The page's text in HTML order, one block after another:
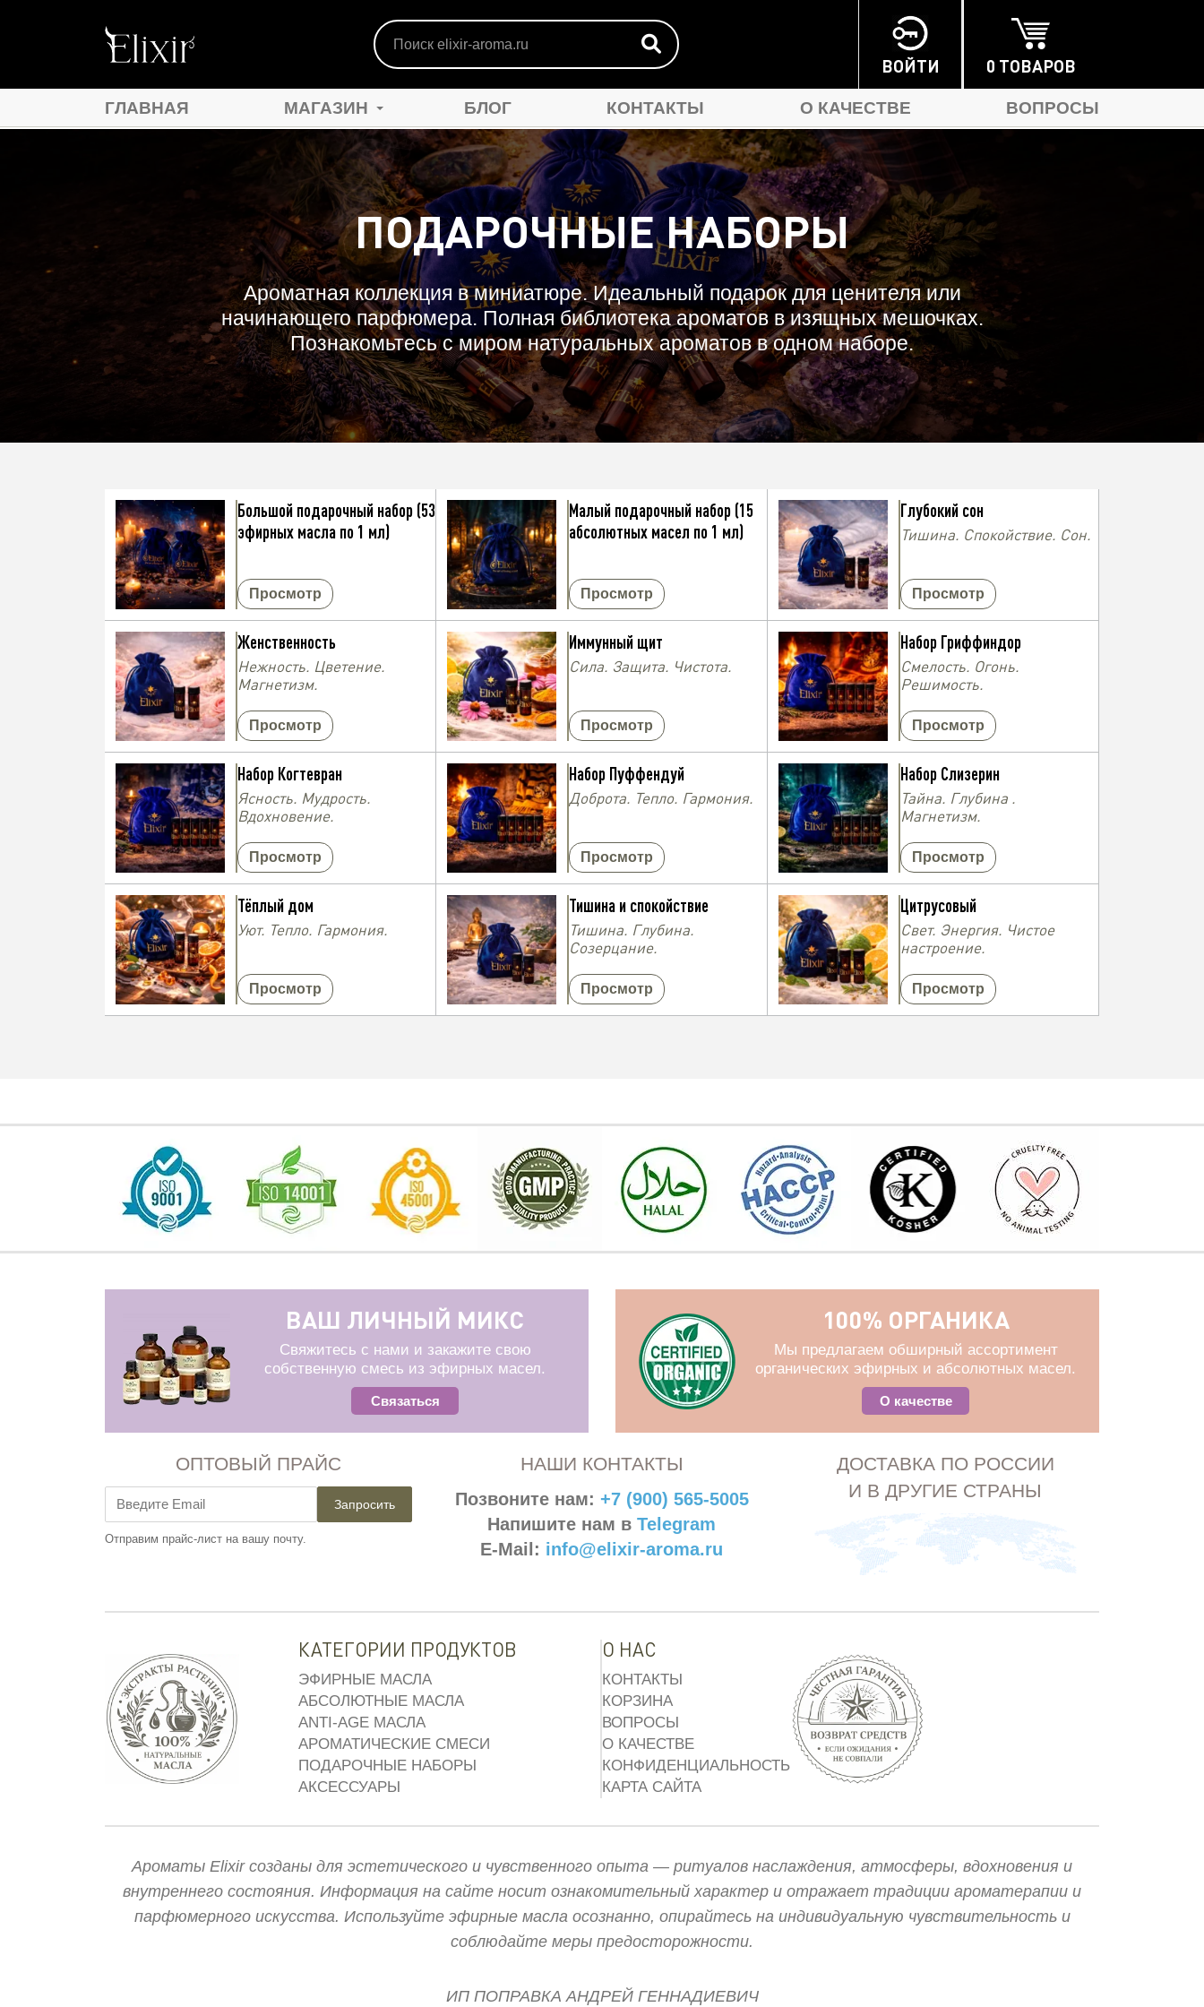
ВОЙТИ 0 ТОВАРОВ
ГЛАВНАЯ МАГАЗИН
АБСОЛЮТНЫЕ МАСЛА МАСЛА ANTI-AGE АРОМАСМЕСИ ПОДАРОЧНЫЕ НАБОРЫ АКСЕССУАРЫ
БЛОГ КОНТАКТЫ О КАЧЕСТВЕ ВОПРОСЫ
ПОДАРОЧНЫЕ НАБОРЫ
Ароматная коллекция в миниатюре. Идеальный подарок для ценителя или
начинающего парфюмера. Полная библиотека ароматов в изящных мешочках.
Познакомьтесь с миром натуральных ароматов в одном наборе.
Большой подарочный набор (53
эфирных масла по 1 мл)
Просмотр
Малый подарочный набор (15
абсолютных масел по 1 мл)
Просмотр
Глубокий сон
Тишина. Спокойствие. Сон.
Просмотр
Женственность
Нежность. Цветение.
Магнетизм.
Просмотр
Иммунный щит
Сила. Защита. Чистота.
Просмотр
Набор Гриффиндор
Смелость. Огонь.
Решимость.
Просмотр
Набор Когтевран
Ясность. Мудрость.
Вдохновение.
Просмотр
Набор Пуффендуй
Доброта. Тепло. Гармония.
Просмотр
Набор Слизерин
Тайна. Глубина .
Магнетизм.
Просмотр
Тёплый дом
Уют. Тепло. Гармония.
Просмотр
Тишина и спокойствие
Тишина. Глубина.
Созерцание.
Просмотр
Цитрусовый
Свет. Энергия. Чистое
настроение.
Просмотр
ВАШ ЛИЧНЫЙ МИКС
Свяжитесь с нами и закажите свою
собственную смесь из эфирных масел.
Связаться
100% ОРГАНИКА
Мы предлагаем обширный ассортимент
органических эфирных и абсолютных масел.
О качестве
ОПТОВЫЙ ПРАЙС
Запросить
Отправим прайс-лист на вашу почту.
НАШИ КОНТАКТЫ
Позвоните нам: +7 (900) 565-5005
Напишите нам вTelegram
E-Mail: info@elixir-aroma.ru
ДОСТАВКА ПО РОССИИ
И В ДРУГИЕ СТРАНЫ
КАТЕГОРИИ ПРОДУКТОВ
ЭФИРНЫЕ МАСЛА
АБСОЛЮТНЫЕ МАСЛА
ANTI-AGE МАСЛА
АРОМАТИЧЕСКИЕ СМЕСИ
ПОДАРОЧНЫЕ НАБОРЫ
АКСЕССУАРЫ
О НАС
КОНТАКТЫ
КОРЗИНА
ВОПРОСЫ
О КАЧЕСТВЕ
КОНФИДЕНЦИАЛЬНОСТЬ
КАРТА САЙТА
Ароматы Elixir созданы для эстетического и чувственного опыта — ритуалов наслаждения, атмосферы, вдохновения и
внутреннего состояния. Информация на сайте носит ознакомительный характер и отражает традиции ароматерапии и
парфюмерного искусства. Используйте эфирные масла осознанно, опирайтесь на индивидуальную чувствительность и
соблюдайте меры предосторожности.
ИП ПОПРАВКА АНДРЕЙ ГЕННАДИЕВИЧ